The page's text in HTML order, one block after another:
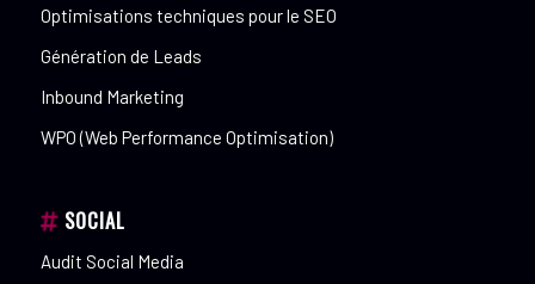
Optimisations techniques pour le SEO
Génération de Leads
Inbound Marketing
WPO (Web Performance Optimisation)
SOCIAL
Audit Social Media